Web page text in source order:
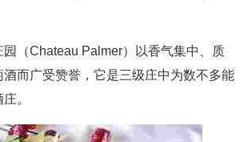
（Chateau Palmer）以香气集中、质
而广受赞誉，它是三级庄中为数不多能
。